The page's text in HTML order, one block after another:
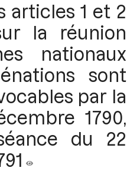
articles 1 et 2
la réunion
nationaux
sont
par la
1790,
du 22